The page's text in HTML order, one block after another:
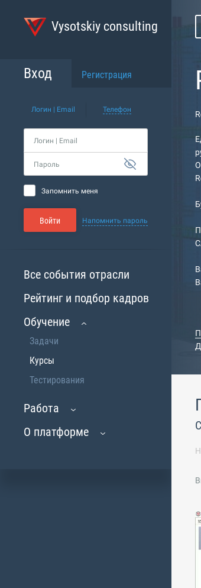
Vysotskiy consulting
Вход Регистрация
Логин | Email Телефон
Логин | Email
Пароль
Запомнить меня
Войти Напомнить пароль
Все события отрасли
Рейтинг и подбор кадров
Обучение
Задачи
Курсы
Тестирования
Работа
О платформе